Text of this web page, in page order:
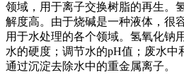
领域，用于离子交换树脂的再生。
解度高。由于烧碱是一种液体，很
用于水处理的各个领域。氢氧化钠
水的硬度；调节水的pH值；废水中
通过沉淀去除水中的重金属离子。